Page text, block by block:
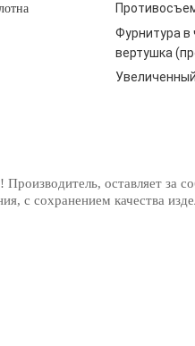
Фурнитура в
вертушка
оставляет за
с сохранением качества